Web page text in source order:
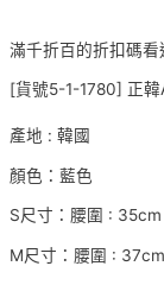
滿千折百的折扣碼
[貨號5-1-1780] 正
產地 : 韓國
顏色：藍色
S尺寸：腰圍 :
M尺寸：腰圍 :